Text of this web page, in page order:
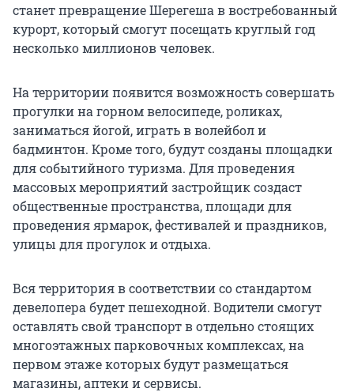
станет превращение Шерегеша в востребованный
курорт, который смогут посещать круглый год
несколько миллионов человек.
На территории появится возможность совершать
прогулки на горном велосипеде, роликах,
заниматься йогой, играть в волейбол и
бадминтон. Кроме того, будут созданы площадки
для событийного туризма. Для проведения
массовых мероприятий застройщик создаст
общественные пространства, площади для
проведения ярмарок, фестивалей и праздников,
улицы для прогулок и отдыха.
Вся территория в соответствии со стандартом
девелопера будет пешеходной. Водители смогут
оставлять свой транспорт в отдельно стоящих
многоэтажных парковочных комплексах, на
первом этаже которых будут размещаться
магазины, аптеки и сервисы.